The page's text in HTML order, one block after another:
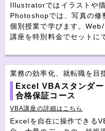
Illustratorではイラストや
Photoshopでは、写真の修
個別授業で学びます。
講座を特別料金でセットに
業務の効率化、就転職を目
Excel VBAスタンダー
合格保証コース
VBA講座の詳細はこちら
Excelを自在に操作できる